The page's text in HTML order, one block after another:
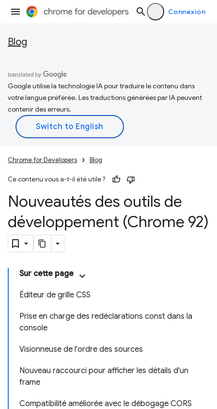
Connexion
Blog
Google utilise la technologie IA pour traduire le contenu dans
votre langue préférée. Les traductions générées par IA peuvent
contenir des erreurs.
Chrome for Developers Blog
Ce contenu vous a-t-il été utile ?
Nouveautés des outils de
développement (Chrome 92)
Sur cette page
Éditeur de grille CSS
Prise en charge des redéclarations const dans la
console
Visionneuse de l'ordre des sources
Nouveau raccourci pour afficher les détails d'un
frame
Compatibilité améliorée avec le débogage CORS